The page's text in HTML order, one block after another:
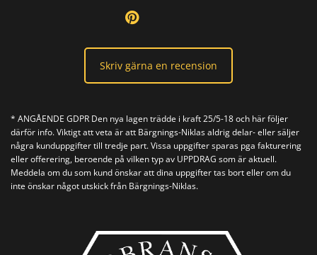
Skriv gärna en recension
* ANGÅENDE GDPR Den nya lagen trädde i kraft 25/5-18 och här följer
därför info. Viktigt att veta är att Bärgnings-Niklas aldrig delar- eller säljer
några kunduppgifter till tredje part. Vissa uppgifter sparas pga fakturering
eller offerering, beroende på vilken typ av UPPDRAG som är aktuell.
Meddela om du som kund önskar att dina uppgifter tas bort eller om du
inte önskar något utskick från Bärgnings-Niklas.